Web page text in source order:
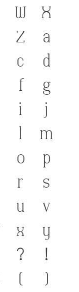
W
X
Z
a
c
d
f
g
i
j
l
m
o
p
r
s
u
v
x
y
?
!
(
)